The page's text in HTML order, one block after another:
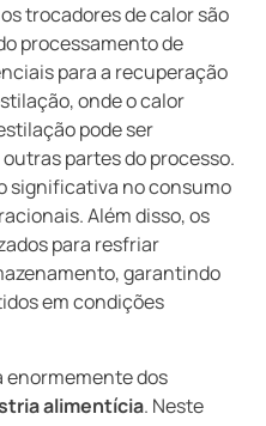
os trocadores de calor são
processamento de
para a recuperação
onde o calor
pode ser
partes do processo.
significativa no consumo
Além disso, os
para resfriar
garantindo
em condições
enormemente dos
alimentícia. Neste